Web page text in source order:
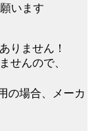
います
りません！
せんので、
の場合、メーカ